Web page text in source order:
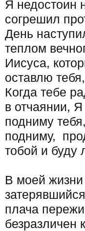
Я недостоин
согрешил
День
теплом
Иисуса,
оставлю
Когда тебе
в отчаянии,
подниму
подниму,
тобой и буду
В моей жизни
плача
безразличен